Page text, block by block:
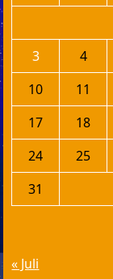
3
4
10
11
17
18
24
25
31
« Juli